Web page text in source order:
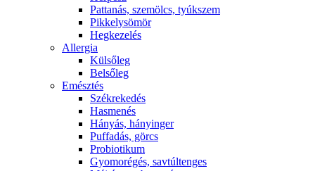
Pattanás, szemölcs, tyúkszem
Pikkelysömör
Hegkezelés
Allergia
Külsőleg
Belsőleg
Emésztés
Székrekedés
Hasmenés
Hányás, hányinger
Puffadás, görcs
Probiotikum
Gyomorégés, savtúltenges